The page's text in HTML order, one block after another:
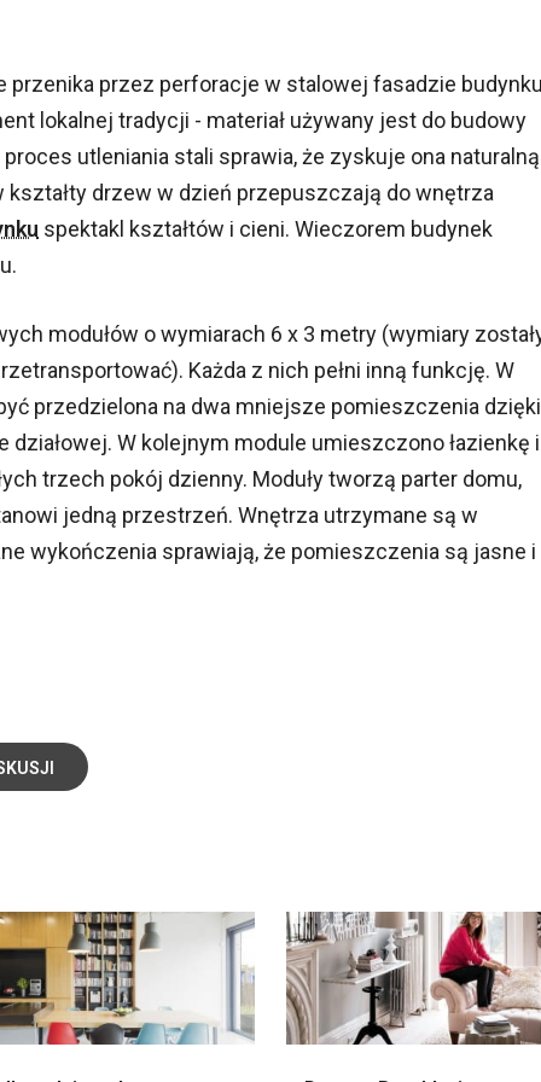
przenika przez perforacje w stalowej fasadzie
lokalnej tradycji - materiał używany jest do budowy
utleniania stali sprawia, że zyskuje ona naturalną
kształty drzew w dzień przepuszczają do wnętrza
spektakl kształtów i cieni. Wieczorem budynek
modułów o wymiarach 6 x 3 metry (wymiary
Każda z nich pełni inną funkcję. W
przedzielona na dwa mniejsze pomieszczenia dzięki
W kolejnym module umieszczono łazienkę i
trzech pokój dzienny. Moduły tworzą parter domu,
jedną przestrzeń. Wnętrza utrzymane są w
wykończenia sprawiają, że pomieszczenia są jasne i